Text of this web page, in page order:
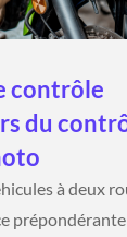
contrôle
du
à deux
prépondérante